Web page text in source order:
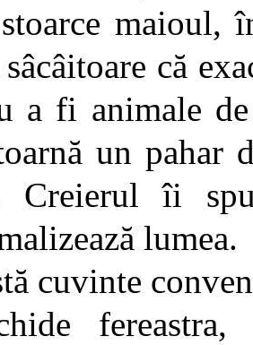
maioul,
că
a fi animale
un pahar
Creierul îi
lumea.
cuvinte